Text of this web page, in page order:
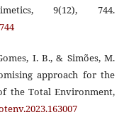
9(12), 744.
I. B., & Simões, M.
approach for the
the Total Environment,